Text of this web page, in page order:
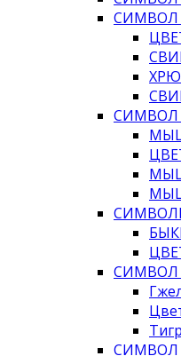
СИМВОЛ
СИМВОЛ
СИМВОЛ